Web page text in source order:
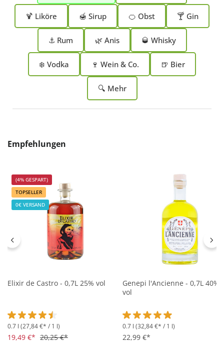
🍹 Liköre 🍯 Sirup 🍊 Obst 🍸 Gin
⚓ Rum 🌿 Anis 🥃 Whisky
❄️ Vodka 🍷 Wein & Co. 🍺 Bier
🔍 Mehr
Produktgalerie überspringen
Empfehlungen
(4% GESPART)
TOPSELLER
0€ VERSAND
Elixir de Castro - 0,7L 25% vol
Durchschnittliche Bewertung von 4.5 von 5 Sternen
0.7 l (27,84 €* / 1 l)
19,49 €* 20,25 €*
Genepi l'Ancienne - 0,7L 40%
vol
Durchschnittliche
0.7 l (32,84 €* / 1 l)
22,99 €*